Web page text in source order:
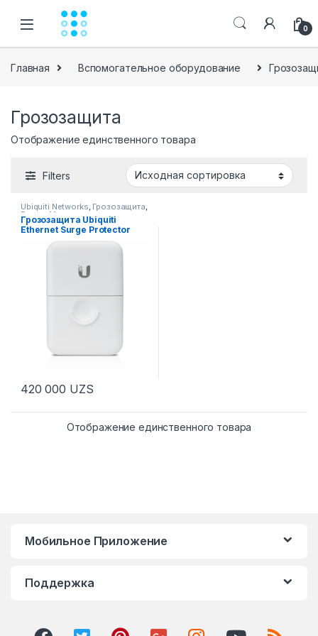
0
Главная Вспомогательное оборудование
Грозозащита
Отображение единственного товара
Filters
Ubiquiti Networks, Грозозащита,
Радио Мосты
Грозозащита Ubiquiti
Ethernet Surge Protector
Gen2 (ETH-SP-G2)
420 000 UZS
Отображение единственного товара
Мобильное Приложение
Поддержка